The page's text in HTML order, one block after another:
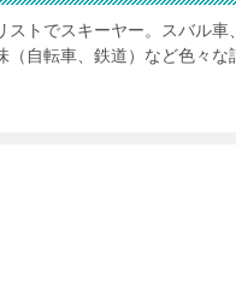
ストでスキーヤー。スバル
（自転車、鉄道）など色々な